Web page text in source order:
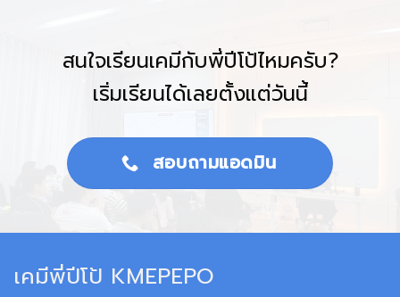
สนใจเรียนเคมีกับพี่ปีโป้ไหมครับ?
เริ่มเรียนได้เลยตั้งแต่วันนี้
สอบถามแอดมิน
เคมีพี่ปีโป้ KMEPEPO